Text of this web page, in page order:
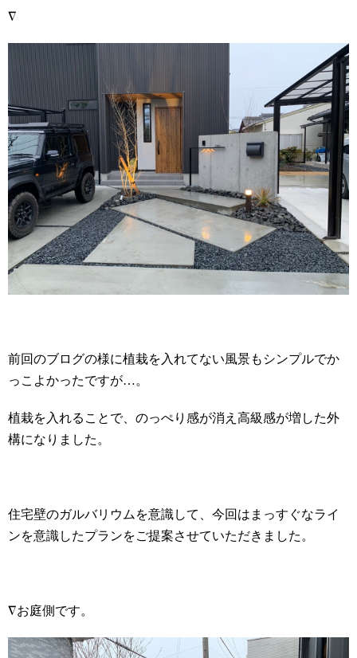
∇
前回のブログの様に植栽を入れてない風景もシンプルでか
っこよかったですが…。
植栽を入れることで、のっぺり感が消え高級感が増した外
構になりました。
住宅壁のガルバリウムを意識して、今回はまっすぐなライ
ンを意識したプランをご提案させていただきました。
∇お庭側です。